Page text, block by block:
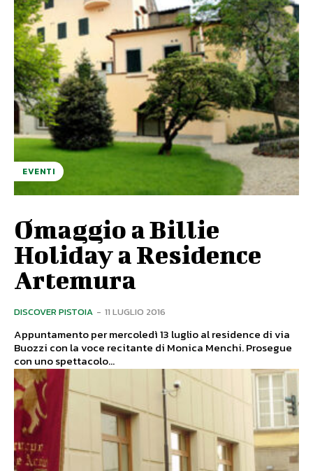
EVENTI
Omaggio a Billie
Holiday a Residence
Artemura
DISCOVER PISTOIA - 11 LUGLIO 2016
Appuntamento per mercoledì 13 luglio al residence di via
Buozzi con la voce recitante di Monica Menchi. Prosegue
con uno spettacolo...